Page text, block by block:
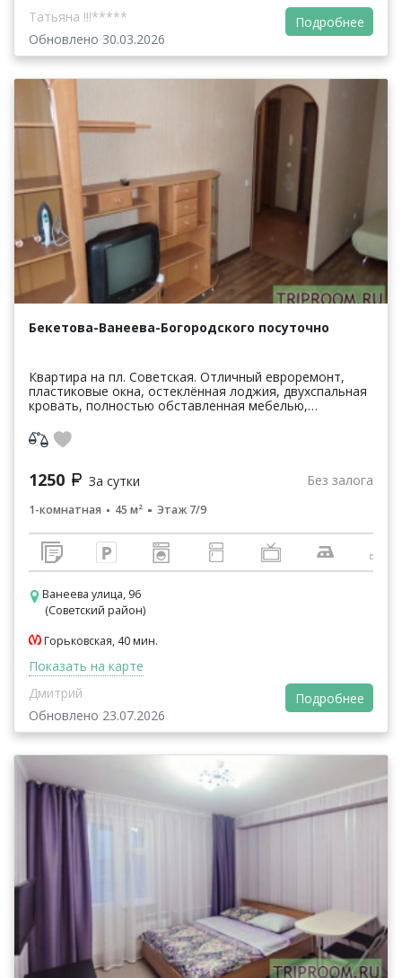
Татьяна !!!*****
Обновлено 30.03.2026
Подробнее
Бекетова-Ванеева-Богородского посуточно
Квартира на пл. Советская. Отличный евроремонт,
пластиковые окна, остеклённая лоджия, двухспальная
кровать, полностью обставленная мебелью,
СВЧ, у...
1250 За сутки Без залога
1-комнатная 45 м² Этаж 7/9
Ванеева улица, 96
(Советский район)
Горьковская, 40 мин.
Показать на карте
Дмитрий
Обновлено 23.07.2026
Подробнее